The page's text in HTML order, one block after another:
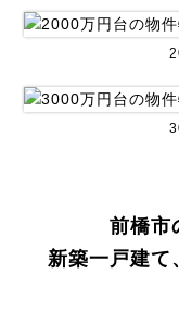
前橋市
新築一戸建て